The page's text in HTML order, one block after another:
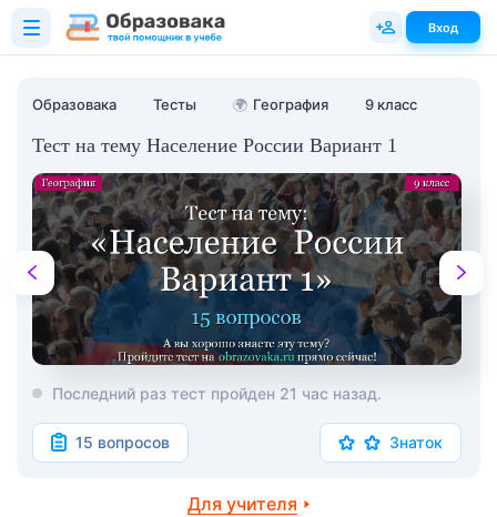
Образовака Тесты 🌍 География 9 класс
Тест на тему Население России Вариант 1
Последний раз тест пройден 21 час назад.
15 вопросов Знаток
Для учителя
Вход